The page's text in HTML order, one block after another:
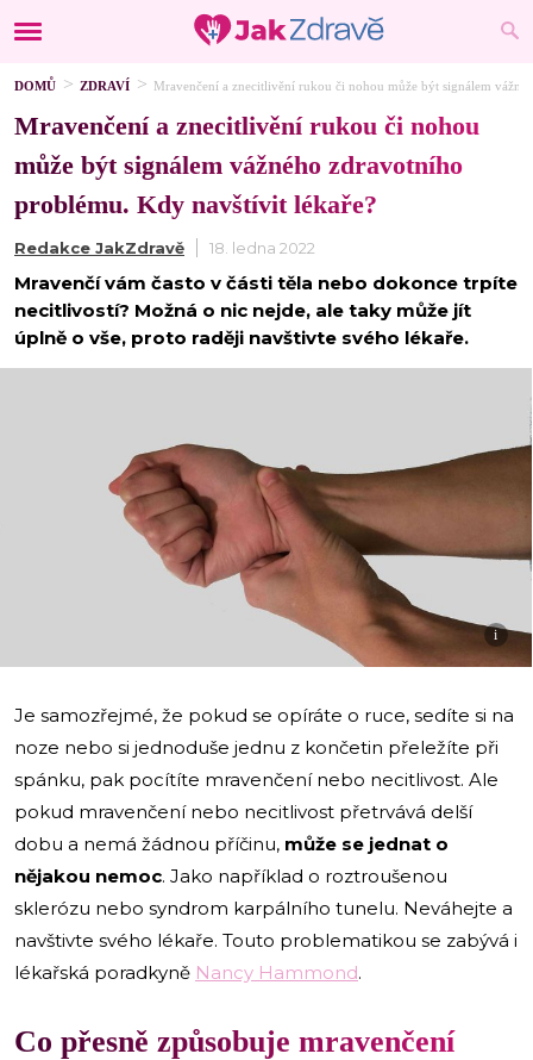
DOMŮ ZDRAVÍ Mravenčení a znecitlivění rukou či nohou může být signálem
Mravenčení a znecitlivění rukou či nohou
může být signálem vážného zdravotního
problému. Kdy navštívit lékaře?
Redakce JakZdravě 18. ledna 2022
Mravenčí vám často v části těla nebo dokonce trpíte
necitlivostí? Možná o nic nejde, ale taky může jít
úplně o vše, proto raději navštivte svého lékaře.
i
Je samozřejmé, že pokud se opíráte o ruce, sedíte si na
noze nebo si jednoduše jednu z končetin přeležíte při
spánku, pak pocítíte mravenčení nebo necitlivost. Ale
pokud mravenčení nebo necitlivost přetrvává delší
dobu a nemá žádnou příčinu, může se jednat o
nějakou nemoc. Jako například o roztroušenou
sklerózu nebo syndrom karpálního tunelu. Neváhejte a
navštivte svého lékaře. Touto problematikou se zabývá i
lékařská poradkyně Nancy Hammond.
Co přesně způsobuje mravenčení